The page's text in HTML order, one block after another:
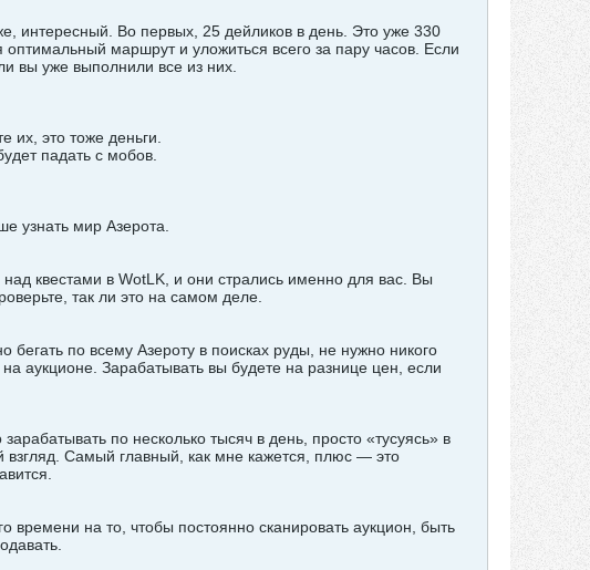
интересный. Во первых, 25 дейликов в день. Это уже 330
маршрут и уложиться всего за пару часов. Если
вы уже выполнили все из них.
их, это тоже деньги.
падать с мобов.
узнать мир Азерота.
квестами в WotLK, и они стрались именно для вас. Вы
так ли это на самом деле.
по всему Азероту в поисках руды, не нужно никого
аукционе. Зарабатывать вы будете на разнице цен, если
по несколько тысяч в день, просто «тусуясь» в
взгляд. Самый главный, как мне кажется, плюс — это
на то, чтобы постоянно сканировать аукцион, быть